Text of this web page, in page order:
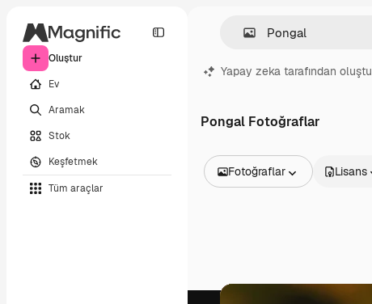
Oluştur
Ev
Aramak
Stok
Keşfetmek
Tüm araçlar
Yapay zeka tarafından
Pongal Fotoğraflar
Fotoğraflar
Videolar
Lisans